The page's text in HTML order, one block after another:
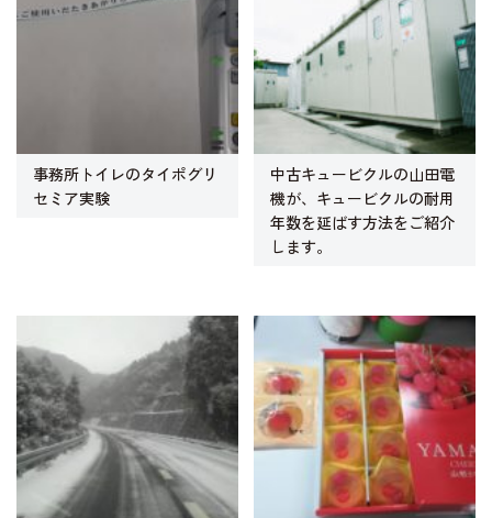
事務所トイレのタイポグリ
セミア実験
中古キュービクルの山田電
機が、キュービクルの耐用
年数を延ばす方法をご紹介
します。